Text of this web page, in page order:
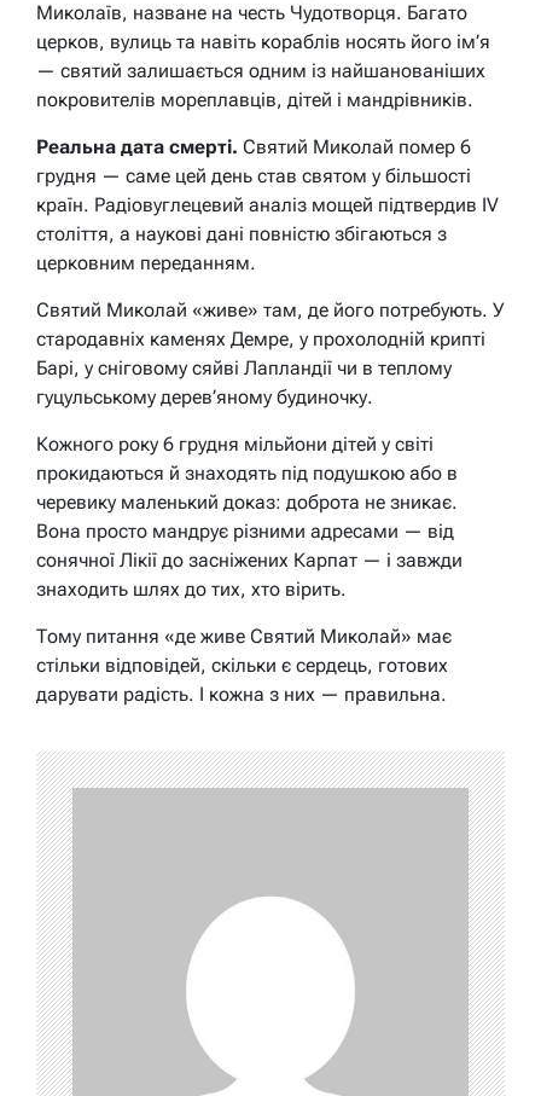
Миколаїв, назване на честь Чудотворця. Багато
церков, вулиць та навіть кораблів носять його ім’я
— святий залишається одним із найшанованіших
покровителів мореплавців, дітей і мандрівників.
Реальна дата смерті. Святий Миколай помер 6
грудня — саме цей день став святом у більшості
країн. Радіовуглецевий аналіз мощей підтвердив IV
століття, а наукові дані повністю збігаються з
церковним переданням.
Святий Миколай «живе» там, де його потребують. У
стародавніх каменях Демре, у прохолодній крипті
Барі, у сніговому сяйві Лапландії чи в теплому
гуцульському дерев’яному будиночку.
Кожного року 6 грудня мільйони дітей у світі
прокидаються й знаходять під подушкою або в
черевику маленький доказ: доброта не зникає.
Вона просто мандрує різними адресами — від
сонячної Лікії до засніжених Карпат — і завжди
знаходить шлях до тих, хто вірить.
Тому питання «де живе Святий Миколай» має
стільки відповідей, скільки є сердець, готових
дарувати радість. І кожна з них — правильна.